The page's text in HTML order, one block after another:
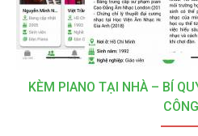
KÈM PIANO TẠI NHÀ – BÍ
CÔNG